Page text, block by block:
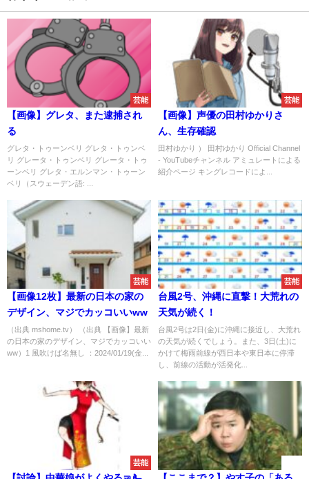
芸能
【画像】グレタ、また逮捕され
る
グレタ・トゥーンベリ グレタ・トゥンベ
リ グレータ・トゥンベリ グレータ・トゥ
ーンベリ グレタ・エルンマン・トゥーン
ベリ（スウェーデン語: ...
芸能
【画像】声優の田村ゆかりさ
ん、生存確認
田村ゆかり ） 田村ゆかり Official Channel
- YouTubeチャンネル アミュレートによる
紹介ページ キングレコードによ...
芸能
【画像12枚】最新の日本の家の
デザイン、マジでカッコいいww
（出典 mshome.tv） （出典 【画像】最新
の日本の家のデザイン、マジでカッコいい
ww）1 風吹けば名無し ：2024/01/19(金...
芸能
台風2号、沖縄に直撃！大荒れの
天気が続く！
台風2号は2日(金)に沖縄に接近し、大荒れ
の天気が続くでしょう。また、3日(土)に
かけて梅雨前線が西日本や東日本に停滞
し、前線の活動が活発化...
芸能